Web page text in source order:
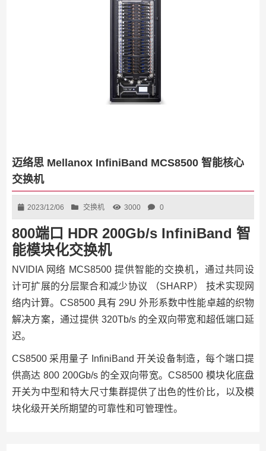
迈络思 Mellanox InfiniBand MCS8500 智能核心
交换机
2023/12/06 交换机 3000 0
800端口 HDR 200Gb/s InfiniBand 智
能模块化交换机
NVIDIA 网络 MCS8500 提供智能的交换机，通过共同设
计可扩展的分层聚合和减少协议 （SHARP） 技术实现网
络内计算。CS8500 具有 29U 外形系数中性能卓越的织物
解决方案，通过提供 320Tb/s 的全双向带宽和超低端口延
迟。
CS8500 采用量子 InfiniBand 开关设备制造，每个端口提
供高达 800 200Gb/s 的全双向带宽。CS8500 模块化底盘
开关为中型和特大尺寸集群提供了出色的性价比，以及模
块化级开关所期望的可靠性和可管理性。